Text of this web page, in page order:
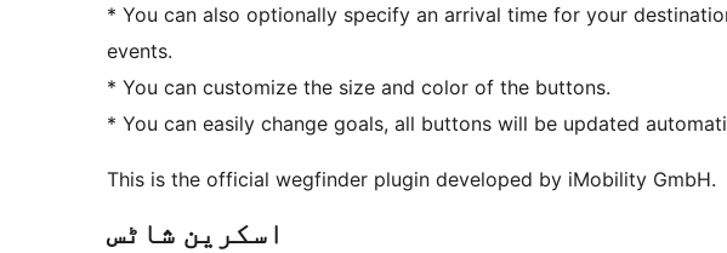
* You can also optionally specify an arrival time for your
events.
* You can customize the size and color of the buttons.
* You can easily change goals, all buttons will be updated
This is the official wegfinder plugin developed by iMobility GmbH.
اسکرین شاٹس